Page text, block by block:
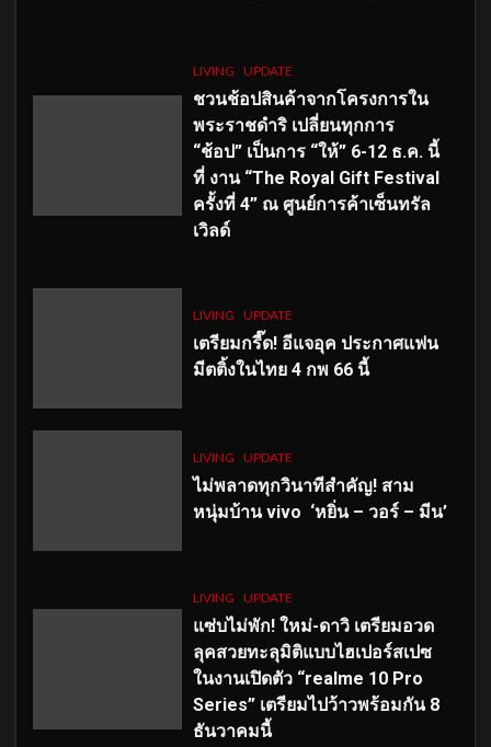
LIVING UPDATE
ชวนช้อปสินค้าจากโครงการใน
พระราชดำริ เปลี่ยนทุกการ
“ช้อป” เป็นการ “ให้” 6-12 ธ.ค. นี้
ที่ งาน “The Royal Gift Festival
ครั้งที่ 4” ณ ศูนย์การค้าเซ็นทรัล
เวิลด์
LIVING UPDATE
เตรียมกรี๊ด! อีแจอุค ประกาศแฟน
มีตติ้งในไทย 4 กพ 66 นี้
LIVING UPDATE
ไม่พลาดทุกวินาทีสำคัญ! สาม
หนุ่มบ้าน vivo ‘หยิ่น – วอร์ – มีน’
LIVING UPDATE
แซ่บไม่พัก! ใหม่-ดาวิ เตรียมอวด
ลุคสวยทะลุมิติแบบไฮเปอร์สเปซ
ในงานเปิดตัว “realme 10 Pro
Series” เตรียมไปว้าวพร้อมกัน 8
ธันวาคมนี้